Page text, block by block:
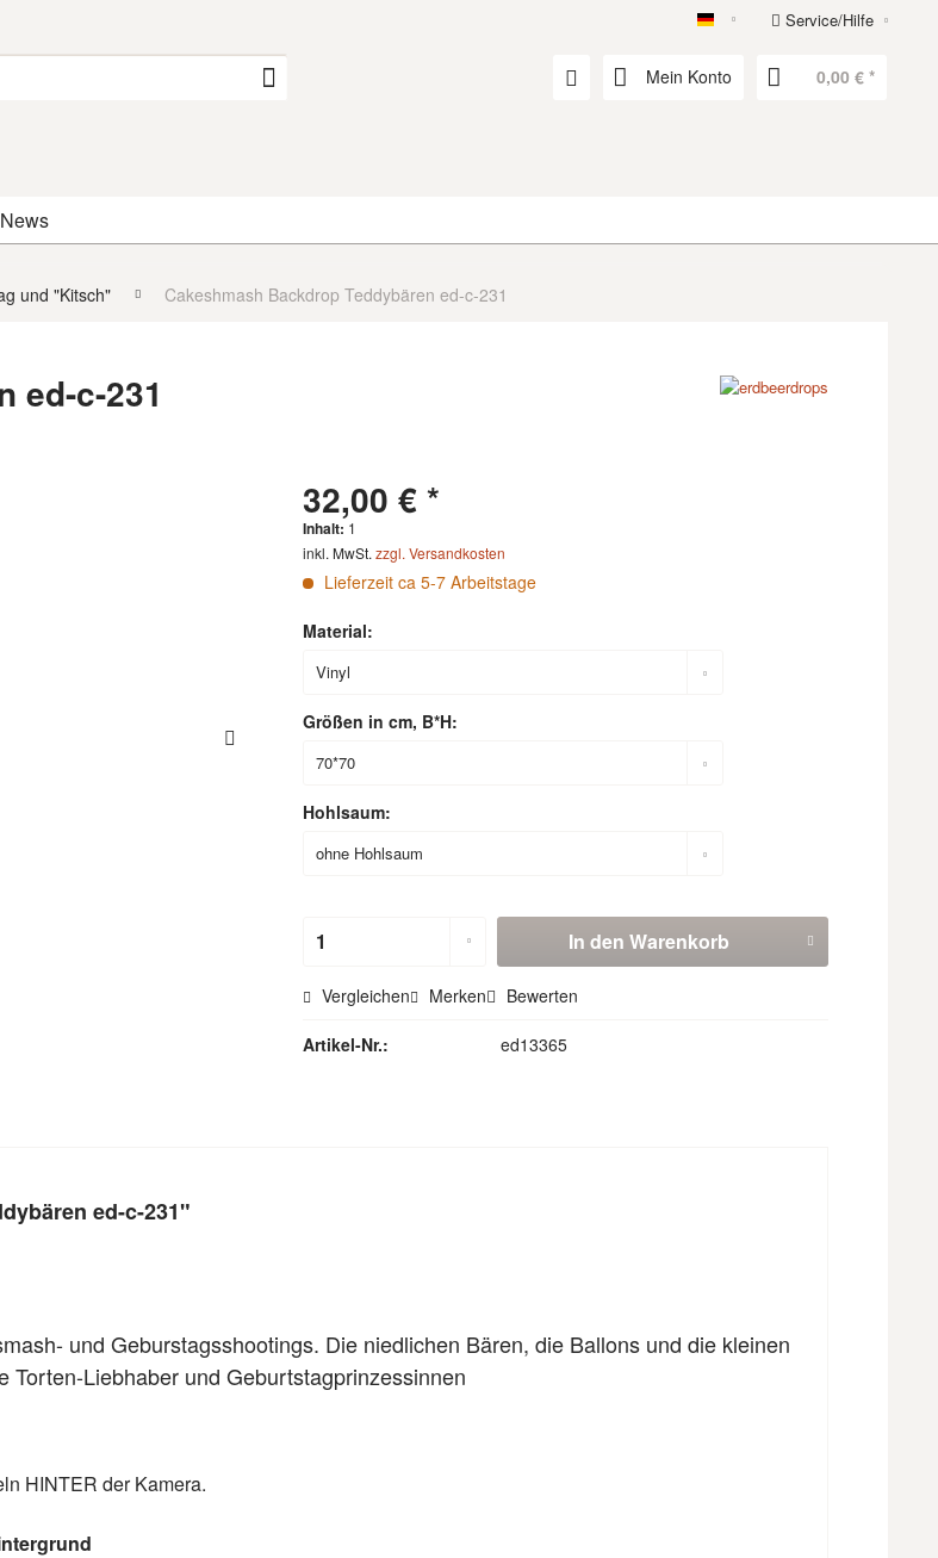
erdbeerdropsService/Hilfe
Mein Konto 0,00 € *
News
und "Kitsch" Cakeshmash Backdrop Teddybären ed-c-231
ed-c-231
32,00 € *
Inhalt: 1
inkl. MwSt.zzgl. Versandkosten
Lieferzeit ca 5-7 Arbeitstage
Material:
Größen in cm, B*H:
Hohlsaum:
In den Warenkorb
Vergleichen Merken Bewerten
Artikel-Nr.: ed13365
ed-c-231"
und Geburstagsshootings. Die niedlichen Bären, die Ballons und die kleinen
Liebhaber und Geburtstagprinzessinnen
HINTER der Kamera.